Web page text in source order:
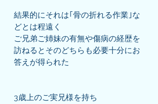
結果的にそれは｢骨の折れる作業｣な
どとは程遠く
ご兄弟ご姉妹の有無や傷病の経歴を
訪ねるとそのどちらも必要十分にお
答えが得られた
3歳上のご実兄様を持ち